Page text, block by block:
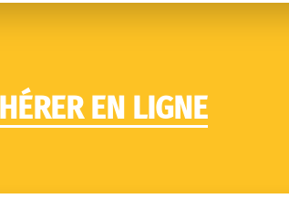
EN LIGNE